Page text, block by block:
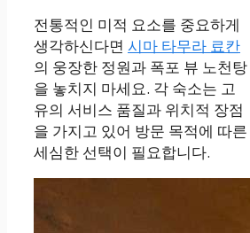
전통적인 미적 요소를 중요하게
생각하신다면 시마 타무라 료칸
의 웅장한 정원과 폭포 뷰 노천탕
을 놓치지 마세요. 각 숙소는 고
유의 서비스 품질과 위치적 장점
을 가지고 있어 방문 목적에 따른
세심한 선택이 필요합니다.